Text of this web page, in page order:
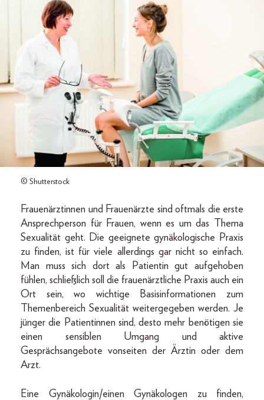
© Shutterstock
Frauenärztinnen und Frauenärzte sind oftmals die erste
Ansprechperson für Frauen, wenn es um das Thema
Sexualität geht. Die geeignete gynäkologische Praxis
zu finden, ist für viele allerdings gar nicht so einfach.
Man muss sich dort als Patientin gut aufgehoben
fühlen, schließlich soll die frauenärztliche Praxis auch ein
Ort sein, wo wichtige Basisinformationen zum
Themenbereich Sexualität weitergegeben werden. Je
jünger die Patientinnen sind, desto mehr benötigen sie
einen sensiblen Umgang und aktive
Gesprächsangebote vonseiten der Ärztin oder dem
Arzt.
Eine Gynäkologin/einen Gynäkologen zu finden,